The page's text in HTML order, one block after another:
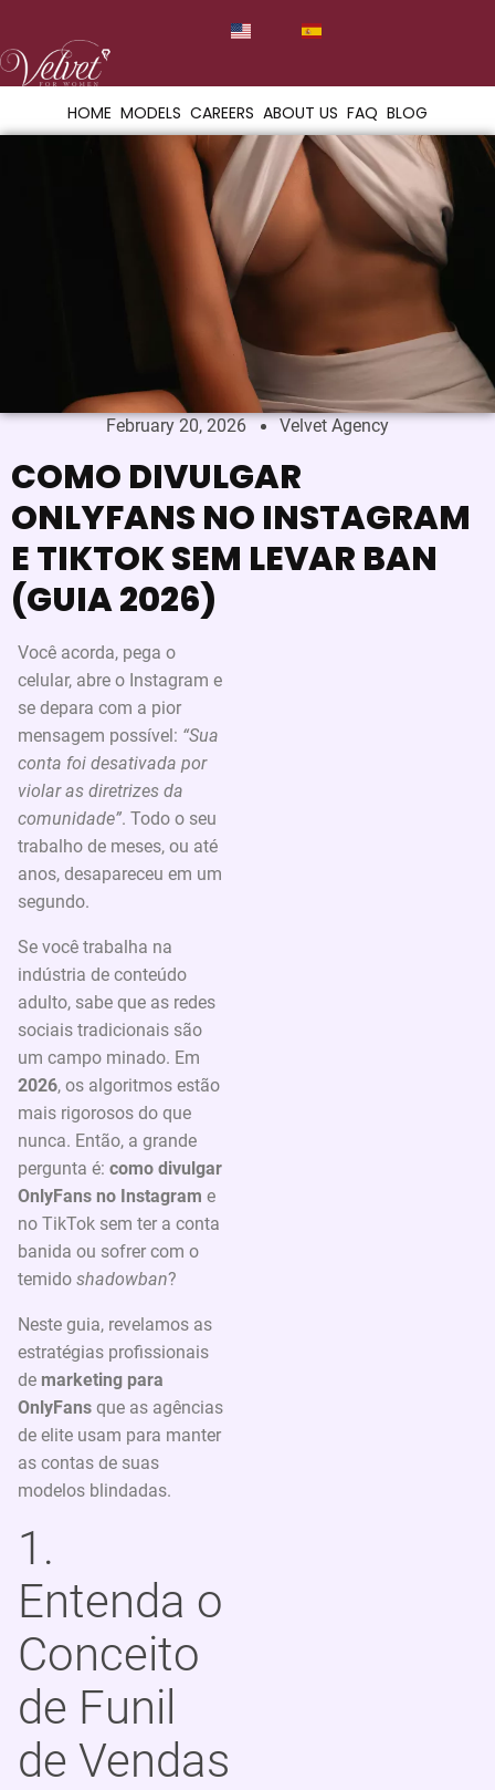
HOME MODELS CAREERS ABOUT US FAQ BLOG
February 20, 2026 Velvet Agency
COMO DIVULGAR
ONLYFANS NO INSTAGRAM
E TIKTOK SEM LEVAR BAN
(GUIA 2026)
Você acorda, pega o
celular, abre o Instagram e
se depara com a pior
mensagem possível: “Sua
conta foi desativada por
violar as diretrizes da
comunidade”. Todo o seu
trabalho de meses, ou até
anos, desapareceu em um
segundo.
Se você trabalha na
indústria de conteúdo
adulto, sabe que as redes
sociais tradicionais são
um campo minado. Em
2026, os algoritmos estão
mais rigorosos do que
nunca. Então, a grande
pergunta é: como divulgar
OnlyFans no Instagram e
no TikTok sem ter a conta
banida ou sofrer com o
temido shadowban?
Neste guia, revelamos as
estratégias profissionais
de marketing para
OnlyFans que as agências
de elite usam para manter
as contas de suas
modelos blindadas.
1.
Entenda o
Conceito
de Funil
de Vendas